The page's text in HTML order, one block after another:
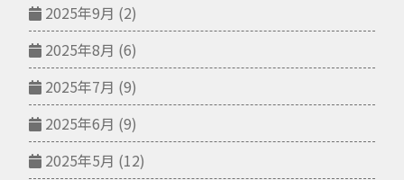
2025年9月 (2)
2025年8月 (6)
2025年7月 (9)
2025年6月 (9)
2025年5月 (12)